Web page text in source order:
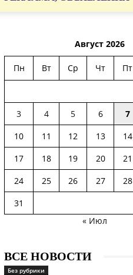
Август 2026
Пн Вт Ср Чт Пт
3
4 5 6 7
10
11 12 13 14
17
18 19 20 21
24
25 26 27 28
31
« Июл
ВСЕ НОВОСТИ
Без рубрики